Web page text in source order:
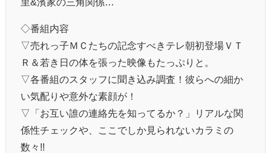
◇番組内容
▽売れっ子ＭＣたちの記念すべきテレ朝初登場ＶＴ
Ｒ＆若き日の体を張った映像もたっぷりと。
▽各番組のスタッフに聞き込み調査！彼らへの細か
い気配りや意外な素顔が！
▽「お互い誰の連絡先を知ってるか？」リアルな関
係性チェックや、ここでしか見られないカラミの
数々!!